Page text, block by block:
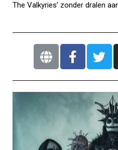
The Valkyries’ zonder dralen